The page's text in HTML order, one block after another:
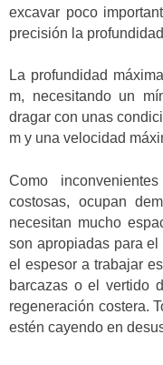
excavar poco
precisión la
La profundidad
m, necesitando un
dragar con unas
m y una velocidad
Como
costosas, ocupan
necesitan mucho
son apropiadas para
el espesor a trabajar
barcazas o el vertido
regeneración costera.
estén cayendo en